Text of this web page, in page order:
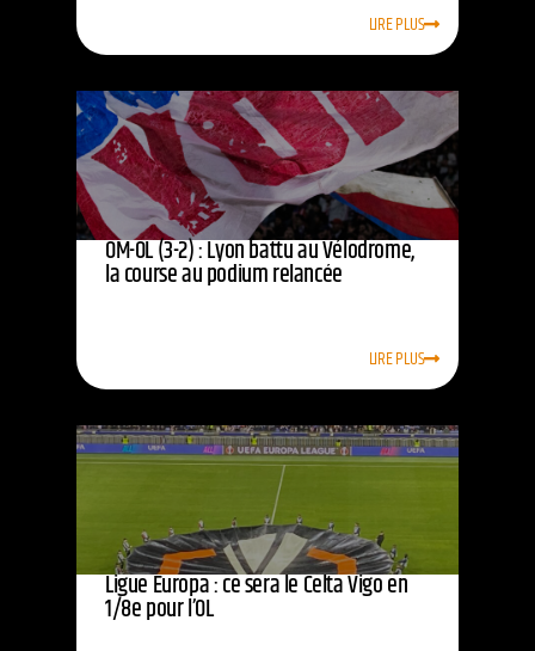
LIRE PLUS
OM-OL (3-2) : Lyon battu au Vélodrome,
la course au podium relancée
LIRE PLUS
Ligue Europa : ce sera le Celta Vigo en
1/8e pour l’OL